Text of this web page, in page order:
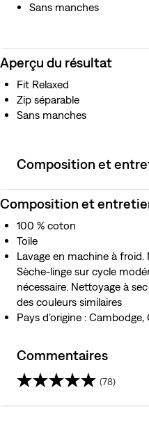
Sans manches
Aperçu du résultat
Fit Relaxed
Zip séparable
Sans manches
Composition et
Composition et
100 % coton
Toile
Lavage en machine à froid.
Sèche-linge sur cycle
nécessaire. Nettoyage à
des couleurs similaires
Pays d’origine : Cambodge,
Commentaires
(78)